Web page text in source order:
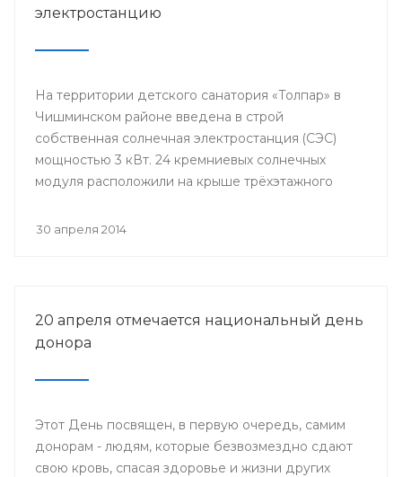
электростанцию
На территории детского санатория «Толпар» в
Чишминском районе введена в строй
собственная солнечная электростанция (СЭС)
мощностью 3 кВт. 24 кремниевых солнечных
модуля расположили на крыше трёхэтажного
30 апреля 2014
20 апреля отмечается национальный день
донора
Этот День посвящен, в первую очередь, самим
донорам - людям, которые безвозмездно сдают
свою кровь, спасая здоровье и жизни других